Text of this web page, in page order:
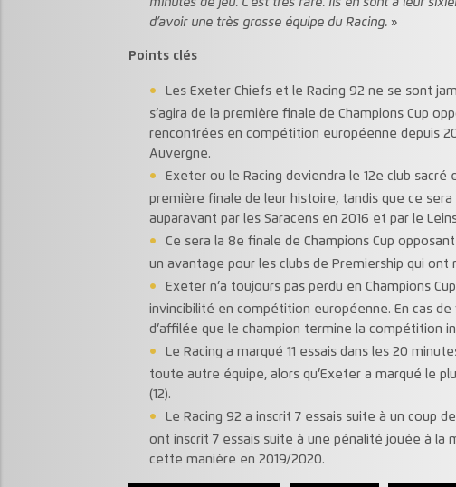
minutes de jeu. C’est très rare. Ils en sont à leur
d’avoir une très grosse équipe du Racing. »
Points clés
Les Exeter Chiefs et le Racing 92 ne se sont
s’agira de la première finale de Champions Cup
rencontrées en compétition européenne depuis
Auvergne.
Exeter ou le Racing deviendra le 12e club sacré
première finale de leur histoire, tandis que ce
auparavant par les Saracens en 2016 et par le
Ce sera la 8e finale de Champions Cup
un avantage pour les clubs de Premiership qui
Exeter n’a toujours pas perdu en Champions
invincibilité en compétition européenne. En cas
d’affilée que le champion termine la compétition
Le Racing a marqué 11 essais dans les 20
toute autre équipe, alors qu’Exeter a marqué le
(12).
Le Racing 92 a inscrit 7 essais suite à un coup
ont inscrit 7 essais suite à une pénalité jouée à la
cette manière en 2019/2020.